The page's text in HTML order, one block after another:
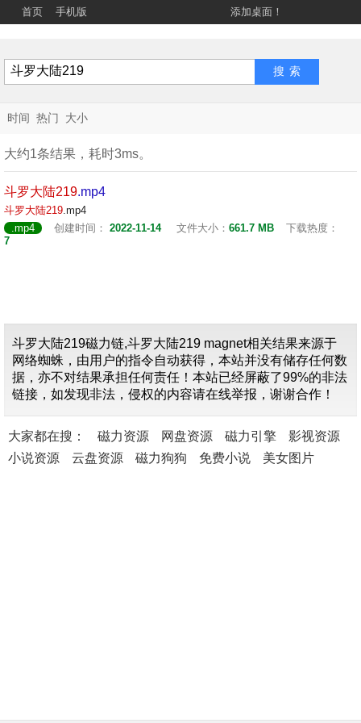
首页 手机版 添加桌面！
时间 热门 大小
大约1条结果，耗时3ms。
斗罗大陆219.mp4
斗罗大陆219.mp4
.mp4
创建时间： 2022-11-14 文件大小： 661.7 MB
下载热度：
7
斗罗大陆219磁力链,斗罗大陆219 magnet相关结果来源于
网络蜘蛛，由用户的指令自动获得，本站并没有储存任何数
据，亦不对结果承担任何责任！本站已经屏蔽了99%的非法
链接，如发现非法，侵权的内容请在线举报，谢谢合作！
大家都在搜： 磁力资源 网盘资源 磁力引擎
影视资源
小说资源
云盘资源 磁力狗狗 免费小说 美女图片